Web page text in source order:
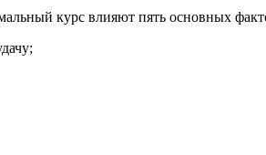
курс влияют пять основных